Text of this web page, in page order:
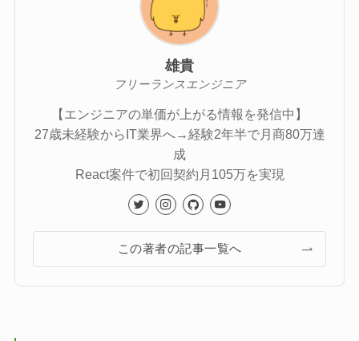
雄貴
フリーランスエンジニア
【エンジニアの単価が上がる情報を発信中】
27歳未経験からIT業界へ→経験2年半で月商80万達
成
React案件で初回契約月105万を実現
この著者の記事一覧へ